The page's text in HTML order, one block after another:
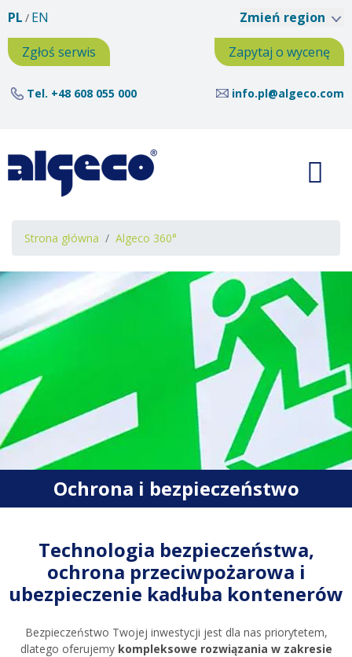
PL EN
Zgłoś serwis
Zapytaj o wycenę
Tel. +48 608 055 000 info.pl@algeco.com
Zmień region
Ścieżka
nawigacyjna
Strona główna Algeco 360°
Ochrona i bezpieczeństwo
Technologia bezpieczeństwa,
ochrona przeciwpożarowa i
ubezpieczenie kadłuba kontenerów
Bezpieczeństwo Twojej inwestycji jest dla nas priorytetem,
dlatego oferujemy kompleksowe rozwiązania w zakresie